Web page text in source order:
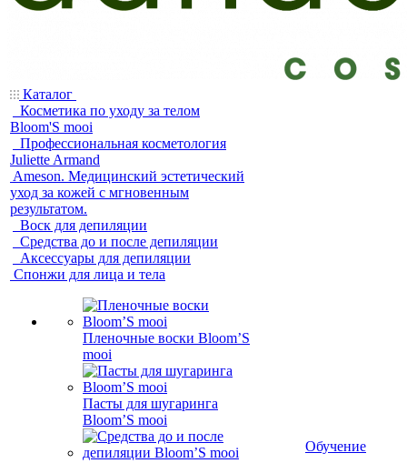
Каталог
Косметика по уходу за телом
Bloom'S mooi
Профессиональная косметология
Juliette Armand
Ameson. Медицинский эстетический
уход за кожей с мгновенным
результатом.
Воск для депиляции
Средства до и после депиляции
Аксессуары для депиляции
Спонжи для лица и тела
Пленочные воски Bloom’S
mooi
Пасты для шугаринга
Bloom’S mooi
Обучение